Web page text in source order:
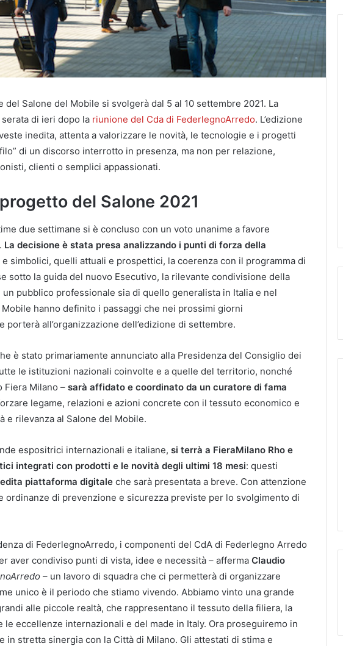
del Salone del Mobile si svolgerà dal 5 al 10 settembre 2021. La
di ieri dopo la riunione del Cda di FederlegnoArredo. L’edizione
inedita, attenta a valorizzare le novità, le tecnologie e i progetti
di un discorso interrotto in presenza, ma non per relazione,
clienti o semplici appassionati.
del Salone 2021
due settimane si è concluso con un voto unanime a favore
La decisione è stata presa analizzando i punti di forza della
simbolici, quelli attuali e prospettici, la coerenza con il programma di
sotto la guida del nuovo Esecutivo, la rilevante condivisione della
pubblico professionale sia di quello generalista in Italia e nel
hanno definito i passaggi che nei prossimi giorni
all’organizzazione dell’edizione di settembre.
è stato primariamente annunciato alla Presidenza del Consiglio dei
le istituzioni nazionali coinvolte e a quelle del territorio, nonché
Milano – sarà affidato e coordinato da un curatore di fama
legame, relazioni e azioni concrete con il tessuto economico e
e rilevanza al Salone del Mobile.
espositrici internazionali e italiane, si terrà a FieraMilano Rho e
integrati con prodotti e le novità degli ultimi 18 mesi: questi
piattaforma digitale che sarà presentata a breve. Con attenzione
di prevenzione e sicurezza previste per lo svolgimento di
di FederlegnoArredo, i componenti del CdA di Federlegno Arredo
aver condiviso punti di vista, idee e necessità – afferma Claudio
– un lavoro di squadra che ci permetterà di organizzare
unico è il periodo che stiamo vivendo. Abbiamo vinto una grande
alle piccole realtà, che rappresentano il tessuto della filiera, la
eccellenze internazionali e del made in Italy. Ora proseguiremo in
in stretta sinergia con la Città di Milano. Gli attestati di stima e